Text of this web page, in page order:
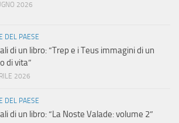
2026
DEL PAESE
di un libro: “Trep e i Teus immagini di un
di vita”
2026
DEL PAESE
di un libro: “La Noste Valade: volume 2”